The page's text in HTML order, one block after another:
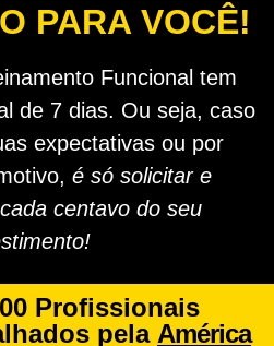
PARA VOCÊ!
Funcional tem
de 7 dias. Ou seja, caso
expectativas ou por
é só solicitar e
centavo do seu
Profissionais
pela América